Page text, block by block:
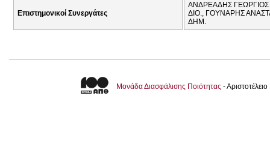
Επιστημονικοί Συνεργάτες
ΑΝΔΡΕΑΔΗΣ ΓΕΩΡΓΙΟΣ
ΔΙΟ., ΓΟΥΝΑΡΗΣ
ΔΗΜ.
Μονάδα Διασφάλισης Ποιότητας -